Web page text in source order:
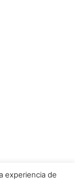
experiencia de